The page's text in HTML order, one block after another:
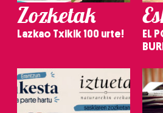
Zozketak
Lazkao Txikik 100 urte!
EL